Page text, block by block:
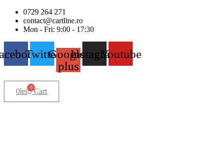
0729 264 271
contact@cartline.ro
Mon - Fri: 9:00 - 17:30
TwitterGoogle-
plus
InstagramYoutube
0lei 0 Cart